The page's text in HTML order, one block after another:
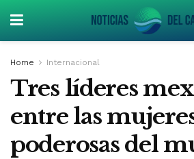
Home Internacional
Tres líderes
entre las
poderosas del